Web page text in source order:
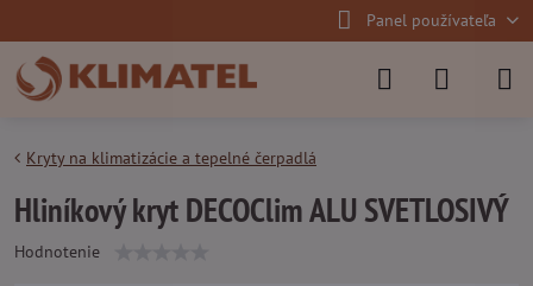
Panel používateľa
Kryty na klimatizácie a tepelné čerpadlá
Hliníkový kryt DECOClim ALU SVETLOSIVÝ
Hodnotenie